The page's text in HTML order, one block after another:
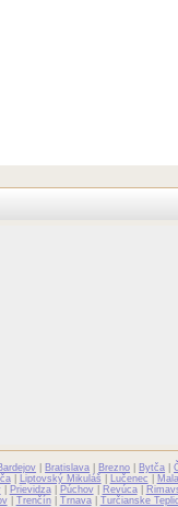
Bratislava Brezno Bytča |
| Liptovský Mikuláš Lučenec
| Prievidza| Púchov| Revúca|
| Trenčín| Trnava| Turčianske